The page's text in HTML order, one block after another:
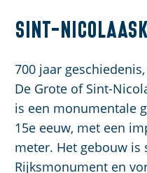
Sint-
700 jaar
De Grote of Sint-
is een monumentale
15e eeuw, met een
meter. Het gebouw is
Rijksmonument en